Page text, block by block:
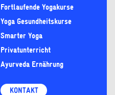
Fortlaufende Yogakurse
Yoga Gesundheitskurse
Smarter Yoga
Privatunterricht
Ayurveda Ernährung
KONTAKT